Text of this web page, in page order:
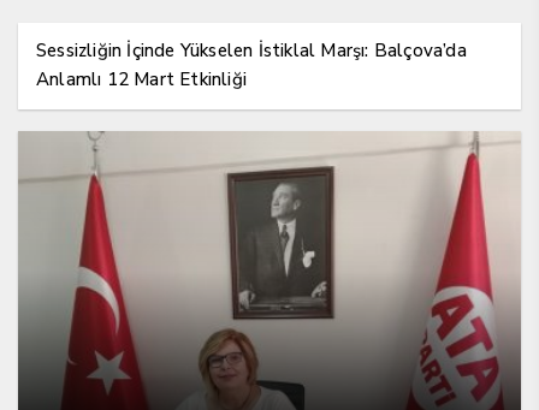
Sessizliğin İçinde Yükselen İstiklal Marşı: Balçova’da
Anlamlı 12 Mart Etkinliği